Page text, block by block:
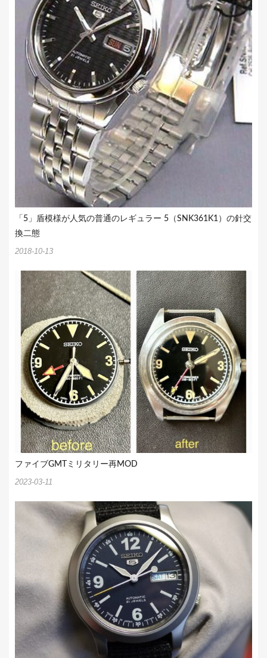
「5」盾模様が人気の普通のレギュラー 5（SNK361K1）の針交
換二態
2018-10-13
ファイブGMTミリタリー再MOD
2023-03-11